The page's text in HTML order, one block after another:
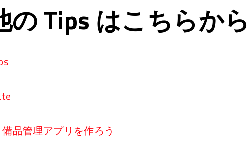
の Tips はこちらから
品管理アプリを作ろう